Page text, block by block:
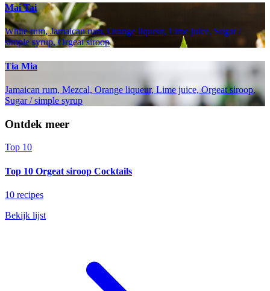
Mai Tai
White rum, Jamaican rum, Orange liqueur, Lime juice, Sugar /
simple syrup, Orgeat siroop
Tia Mia
Jamaican rum, Mezcal, Orange liqueur, Lime juice, Orgeat siroop,
Sugar / simple syrup
Ontdek meer
Top 10
Top 10 Orgeat siroop Cocktails
10 recipes
Bekijk lijst